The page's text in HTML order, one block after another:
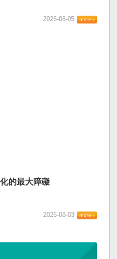
2026-08-05
的最大障礙
2026-08-03